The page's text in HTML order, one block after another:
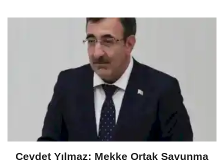
Cevdet Yılmaz: Mekke Ortak Savunma